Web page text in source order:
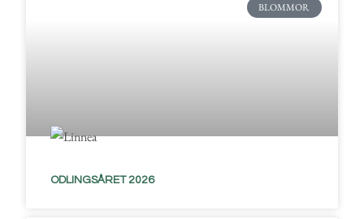
BLOMMOR
ODLINGSÅRET 2026